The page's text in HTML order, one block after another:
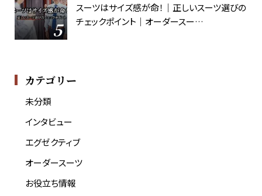
スーツはサイズ感が命！｜正しいスーツ選びの
チェックポイント｜オーダースー…
カテゴリー
未分類
インタビュー
エグゼクティブ
オーダースーツ
お役立ち情報